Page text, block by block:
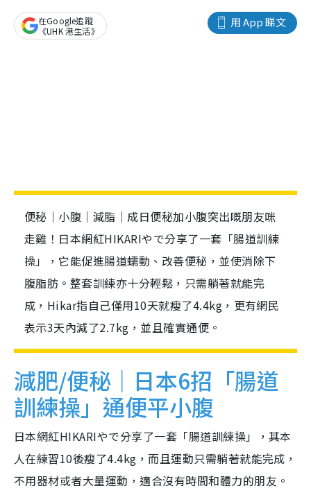
用 App 睇文
在Google追蹤
《UHK 港生活》
便秘｜小腹｜減脂｜成日便秘加小腹突出嘅朋友咪
走雞！日本網紅HIKARIやで分享了一套「腸道訓練
操」，它能促進腸道蠕動、改善便秘，並使消除下
腹脂肪。整套訓練亦十分輕鬆，只需躺著就能完
成，Hikar指自己僅用10天就瘦了4.4kg，更有網民
表示3天內減了2.7kg，並且確實通便。
減肥/便秘｜日本6招「腸道
訓練操」通便平小腹
日本網紅HIKARIやで分享了一套「腸道訓練操」，其本
人在練習10後瘦了4.4kg，而且運動只需躺著就能完成，
不用器材或者大量運動，適合沒有時間和體力的朋友。